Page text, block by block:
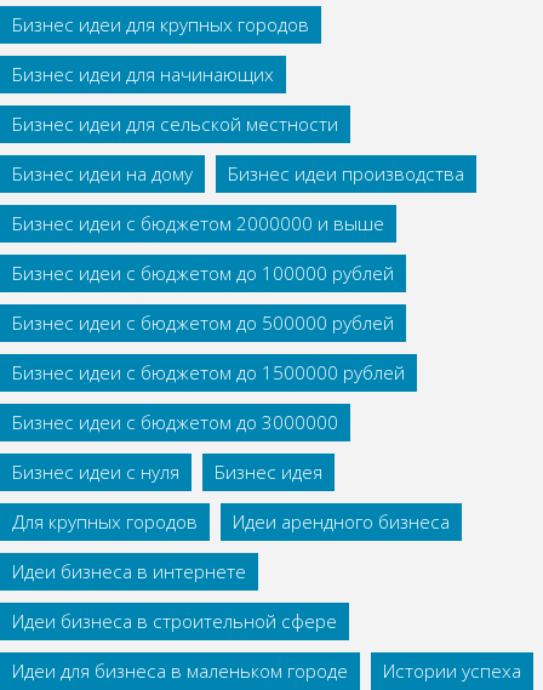
Бизнес идеи для крупных городов
Бизнес идеи для начинающих
Бизнес идеи для сельской местности
Бизнес идеи на дому
Бизнес идеи производства
Бизнес идеи с бюджетом 2000000 и выше
Бизнес идеи с бюджетом до 100000 рублей
Бизнес идеи с бюджетом до 500000 рублей
Бизнес идеи с бюджетом до 1500000 рублей
Бизнес идеи с бюджетом до 3000000
Бизнес идеи с нуля
Бизнес идея
Для крупных городов
Идеи арендного бизнеса
Идеи бизнеса в интернете
Идеи бизнеса в строительной сфере
Идеи для бизнеса в маленьком городе
Истории успеха